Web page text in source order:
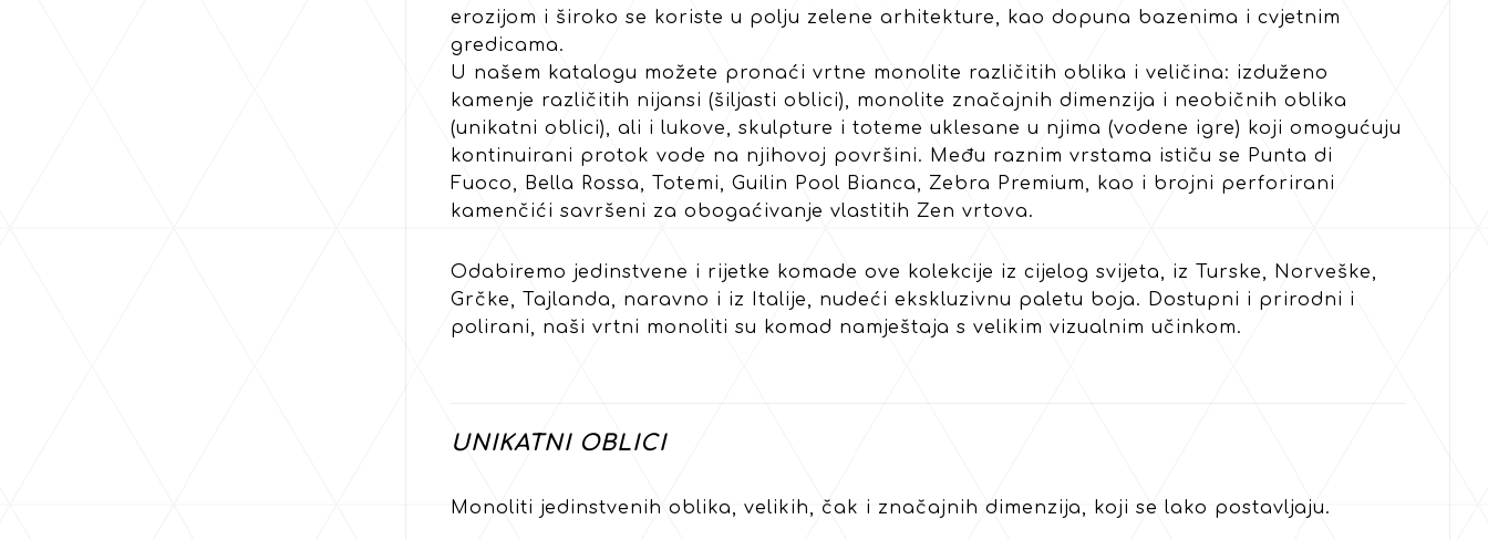
erozijom i široko se koriste u polju zelene arhitekture, kao dopuna bazenima i cvjetnim
gredicama.
U našem katalogu možete pronaći vrtne monolite različitih oblika i veličina: izduženo
kamenje različitih nijansi (šiljasti oblici), monolite značajnih dimenzija i neobičnih oblika
(unikatni oblici), ali i lukove, skulpture i toteme uklesane u njima (vodene igre) koji omogućuju
kontinuirani protok vode na njihovoj površini. Među raznim vrstama ističu se Punta di
Fuoco, Bella Rossa, Totemi, Guilin Pool Bianca, Zebra Premium, kao i brojni perforirani
kamenčići savršeni za obogaćivanje vlastitih Zen vrtova.
Odabiremo jedinstvene i rijetke komade ove kolekcije iz cijelog svijeta, iz Turske, Norveške,
Grčke, Tajlanda, naravno i iz Italije, nudeći ekskluzivnu paletu boja. Dostupni i prirodni i
polirani, naši vrtni monoliti su komad namještaja s velikim vizualnim učinkom.
UNIKATNI OBLICI
Monoliti jedinstvenih oblika, velikih, čak i značajnih dimenzija, koji se lako postavljaju.